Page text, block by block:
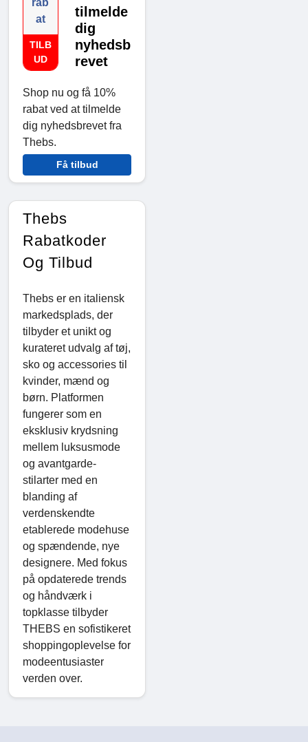
rab
at
TILB
UD
tilmelde
dig
nyhedsb
revet
Shop nu og få 10%
rabat ved at tilmelde
dig nyhedsbrevet fra
Thebs.
Få tilbud
Thebs
Rabatkoder
Og Tilbud
Thebs er en italiensk
markedsplads, der
tilbyder et unikt og
kurateret udvalg af tøj,
sko og accessories til
kvinder, mænd og
børn. Platformen
fungerer som en
eksklusiv krydsning
mellem luksusmode
og avantgarde-
stilarter med en
blanding af
verdenskendte
etablerede modehuse
og spændende, nye
designere. Med fokus
på opdaterede trends
og håndværk i
topklasse tilbyder
THEBS en sofistikeret
shoppingoplevelse for
modeentusiaster
verden over.